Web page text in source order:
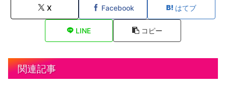
X Facebook はてブ
LINE コピー
関連記事